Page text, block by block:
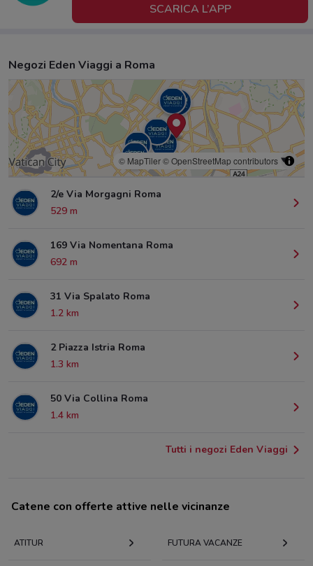
SCARICA L’APP
Negozi Eden Viaggi a Roma
© MapTiler© OpenStreetMap contributors
2/e Via Morgagni Roma
529 m
169 Via Nomentana Roma
692 m
31 Via Spalato Roma
1.2 km
2 Piazza Istria Roma
1.3 km
50 Via Collina Roma
1.4 km
Tutti i negozi Eden Viaggi
Catene con offerte attive nelle vicinanze
ATITUR FUTURA VACANZE